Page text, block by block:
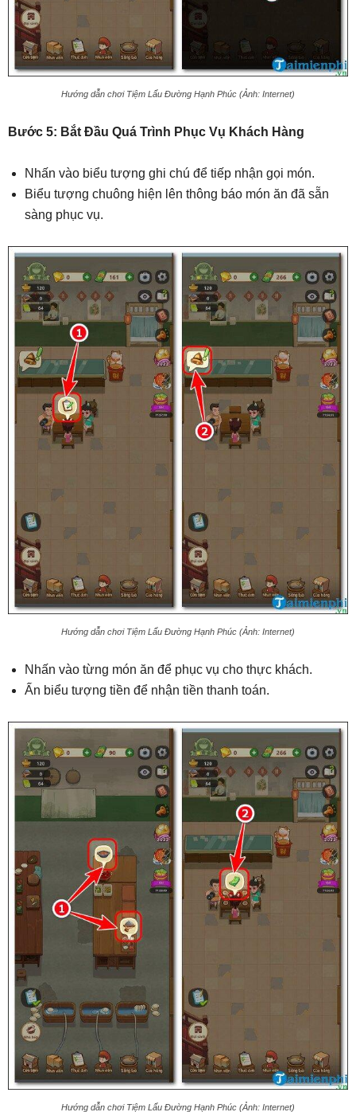
Hướng dẫn chơi Tiệm Lẩu Đường Hạnh Phúc (Ảnh: Internet)
Bước 5: Bắt Đầu Quá Trình Phục Vụ Khách Hàng
Nhấn vào biểu tượng ghi chú để tiếp nhận gọi món.
Biểu tượng chuông hiện lên thông báo món ăn đã sẵn
sàng phục vụ.
Hướng dẫn chơi Tiệm Lẩu Đường Hạnh Phúc (Ảnh: Internet)
Nhấn vào từng món ăn để phục vụ cho thực khách.
Ấn biểu tượng tiền để nhận tiền thanh toán.
Hướng dẫn chơi Tiệm Lẩu Đường Hạnh Phúc (Ảnh: Internet)